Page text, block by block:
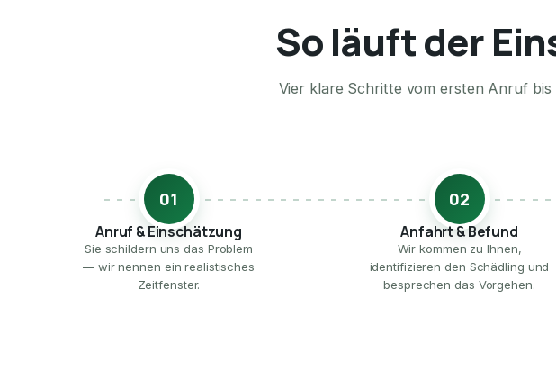
So läuft der
Vier klare Schritte vom ersten Anruf
01
Anruf & Einschätzung
Sie schildern uns das Problem
— wir nennen ein realistisches
Zeitfenster.
02
Anfahrt & Befund
Wir kommen zu Ihnen,
identifizieren den Schädling und
besprechen das Vorgehen.